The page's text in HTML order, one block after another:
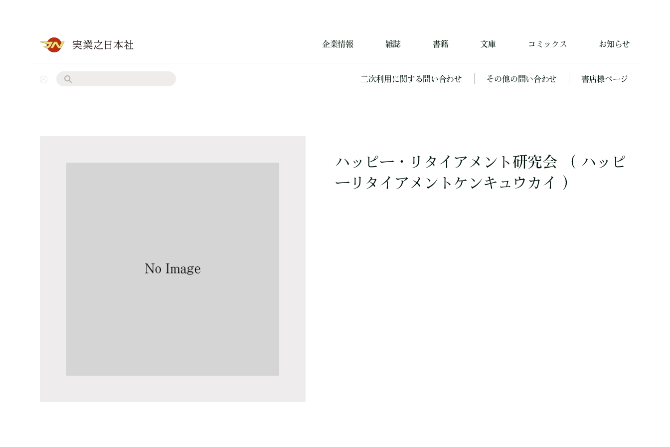
企業情報 雑誌 書籍 文庫 コミックス お知らせ
二次利用に関する問い合わせ その他の問い合わせ 書店様ページ
ハッピー・リタイアメント研究会 （ ハッピ
ーリタイアメントケンキュウカイ ）